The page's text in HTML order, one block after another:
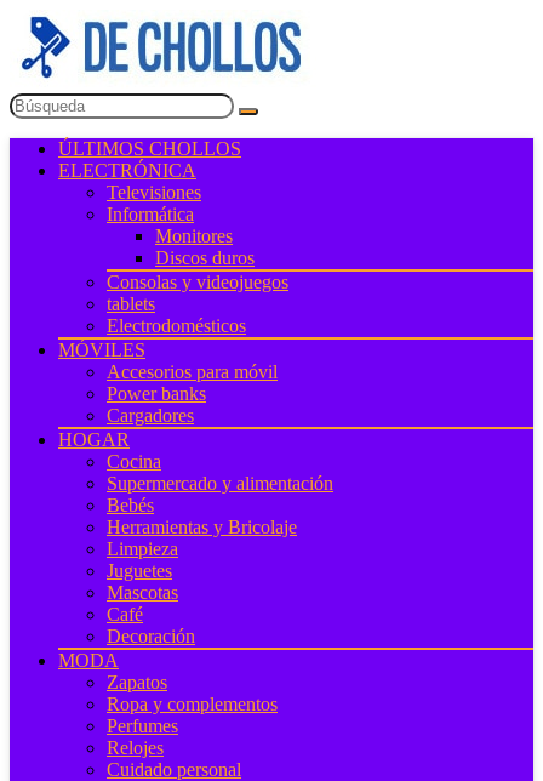
ÚLTIMOS CHOLLOS
ELECTRÓNICA
Televisiones
Informática
Monitores
Discos duros
Consolas y videojuegos
tablets
Electrodomésticos
MÓVILES
Accesorios para móvil
Power banks
Cargadores
HOGAR
Cocina
Supermercado y alimentación
Bebés
Herramientas y Bricolaje
Limpieza
Juguetes
Mascotas
Café
Decoración
MODA
Zapatos
Ropa y complementos
Perfumes
Relojes
Cuidado personal